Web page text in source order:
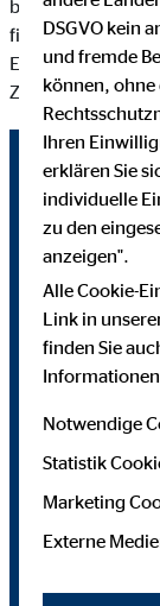
begleite über
finanziellen
Expertise helfen
Ziele zu
Gute
bei uns!
Erlebe
deinem
Erfolgreich
ohne
arbeiten,
Eine
DSGVO kein
und fremde
können, ohne
Ihren
erklären Sie
individuelle
zu den
anzeigen".
Alle Cookie-
Link in
finden Sie
Notwendige
Statistik
Marketing
Externe